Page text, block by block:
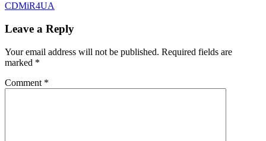
CDMiR4UA
Leave a Reply
Your email address will not be published. Required fields are
marked *
Comment *